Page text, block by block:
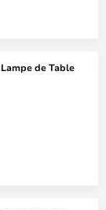
de Table